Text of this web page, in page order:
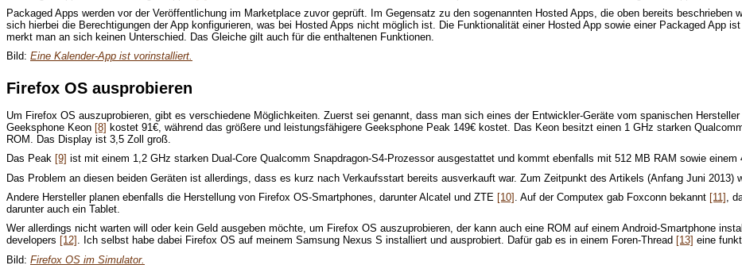
Packaged Apps werden vor der Veröffentlichung im Marketplace zuvor geprüft. Im Gegensatz zu den sogenannten Hosted Apps, die oben bereits
sich hierbei die Berechtigungen der App konfigurieren, was bei Hosted Apps nicht möglich ist. Die Funktionalität einer Hosted App sowie einer Packaged App
merkt man an sich keinen Unterschied. Das Gleiche gilt auch für die enthaltenen Funktionen.
Bild: Eine Kalender-App ist vorinstalliert.
Firefox OS ausprobieren
Um Firefox OS auszuprobieren, gibt es verschiedene Möglichkeiten. Zuerst sei genannt, dass man sich eines der Entwickler-Geräte vom spanischen
Geeksphone Keon [8] kostet 91€, während das größere und leistungsfähigere Geeksphone Peak 149€ kostet. Das Keon besitzt einen 1 GHz starken
ROM. Das Display ist 3,5 Zoll groß.
Das Peak [9] ist mit einem 1,2 GHz starken Dual-Core Qualcomm Snapdragon-S4-Prozessor ausgestattet und kommt ebenfalls mit 512 MB RAM sowie
Das Problem an diesen beiden Geräten ist allerdings, dass es kurz nach Verkaufsstart bereits ausverkauft war. Zum Zeitpunkt des Artikels (Anfang Juni 2013)
Andere Hersteller planen ebenfalls die Herstellung von Firefox OS-Smartphones, darunter Alcatel und ZTE [10] . Auf der Computex gab Foxconn bekannt [11] ,
darunter auch ein Tablet.
Wer allerdings nicht warten will oder kein Geld ausgeben möchte, um Firefox OS auszuprobieren, der kann auch eine ROM auf einem Android-Smartphone
developers [12] . Ich selbst habe dabei Firefox OS auf meinem Samsung Nexus S installiert und ausprobiert. Dafür gab es in einem Foren-Thread [13] eine
Bild: Firefox OS im Simulator.